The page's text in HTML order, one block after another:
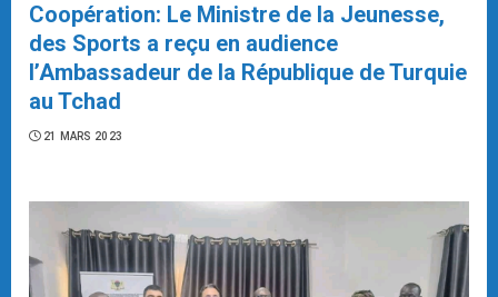
Coopération: Le Ministre de la Jeunesse,
des Sports a reçu en audience
l’Ambassadeur de la République de Turquie
au Tchad
21 MARS 2023